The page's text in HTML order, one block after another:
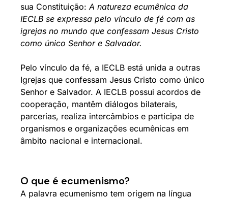
sua Constituição: A natureza ecumênica da
IECLB se expressa pelo vínculo de fé com as
igrejas no mundo que confessam Jesus Cristo
como único Senhor e Salvador.
Pelo vínculo da fé, a IECLB está unida a outras
Igrejas que confessam Jesus Cristo como único
Senhor e Salvador. A IECLB possui acordos de
cooperação, mantêm diálogos bilaterais,
parcerias, realiza intercâmbios e participa de
organismos e organizações ecumênicas em
âmbito nacional e internacional.
O que é ecumenismo?
A palavra ecumenismo tem origem na língua